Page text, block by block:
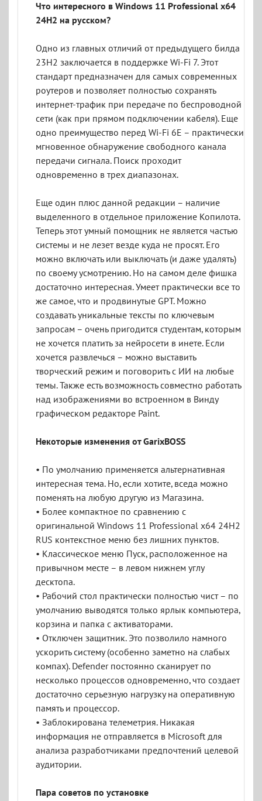
Что интересного в Windows 11 Professional x64
24H2 на русском?
Одно из главных отличий от предыдущего билда
23H2 заключается в поддержке Wi-Fi 7. Этот
стандарт предназначен для самых современных
роутеров и позволяет полностью сохранять
интернет-трафик при передаче по беспроводной
сети (как при прямом подключении кабеля). Еще
одно преимущество перед Wi-Fi 6E – практически
мгновенное обнаружение свободного канала
передачи сигнала. Поиск проходит
одновременно в трех диапазонах.
Еще один плюс данной редакции – наличие
выделенного в отдельное приложение Копилота.
Теперь этот умный помощник не является частью
системы и не лезет везде куда не просят. Его
можно включать или выключать (и даже удалять)
по своему усмотрению. Но на самом деле фишка
достаточно интересная. Умеет практически все то
же самое, что и продвинутые GPT. Можно
создавать уникальные тексты по ключевым
запросам – очень пригодится студентам, которым
не хочется платить за нейросети в инете. Если
хочется развлечься – можно выставить
творческий режим и поговорить с ИИ на любые
темы. Также есть возможность совместно работать
над изображениями во встроенном в Винду
графическом редакторе Paint.
Некоторые изменения от GarixBOSS
• По умолчанию применяется альтернативная
интересная тема. Но, если хотите, вседа можно
поменять на любую другую из Магазина.
• Более компактное по сравнению с
оригинальной Windows 11 Professional x64 24H2
RUS контекстное меню без лишних пунктов.
• Классическое меню Пуск, расположенное на
привычном месте – в левом нижнем углу
десктопа.
• Рабочий стол практически полностью чист – по
умолчанию выводятся только ярлык компьютера,
корзина и папка с активаторами.
• Отключен защитник. Это позволило намного
ускорить систему (особенно заметно на слабых
компах). Defender постоянно сканирует по
несколько процессов одновременно, что создает
достаточно серьезную нагрузку на оперативную
память и процессор.
• Заблокирована телеметрия. Никакая
информация не отправляется в Microsoft для
анализа разработчиками предпочтений целевой
аудитории.
Пара советов по установке